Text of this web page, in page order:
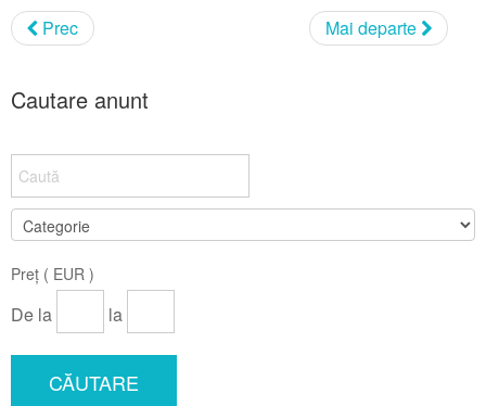
Prec
Mai departe
Cautare anunt
Preț ( EUR )
De la la
CĂUTARE